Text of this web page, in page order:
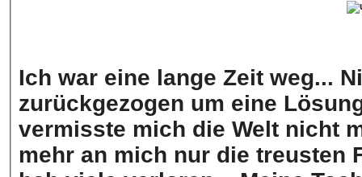
Ich war eine lange Zeit weg...
zurückgezogen um eine
vermisste mich die Welt nicht
mehr an mich nur die treusten